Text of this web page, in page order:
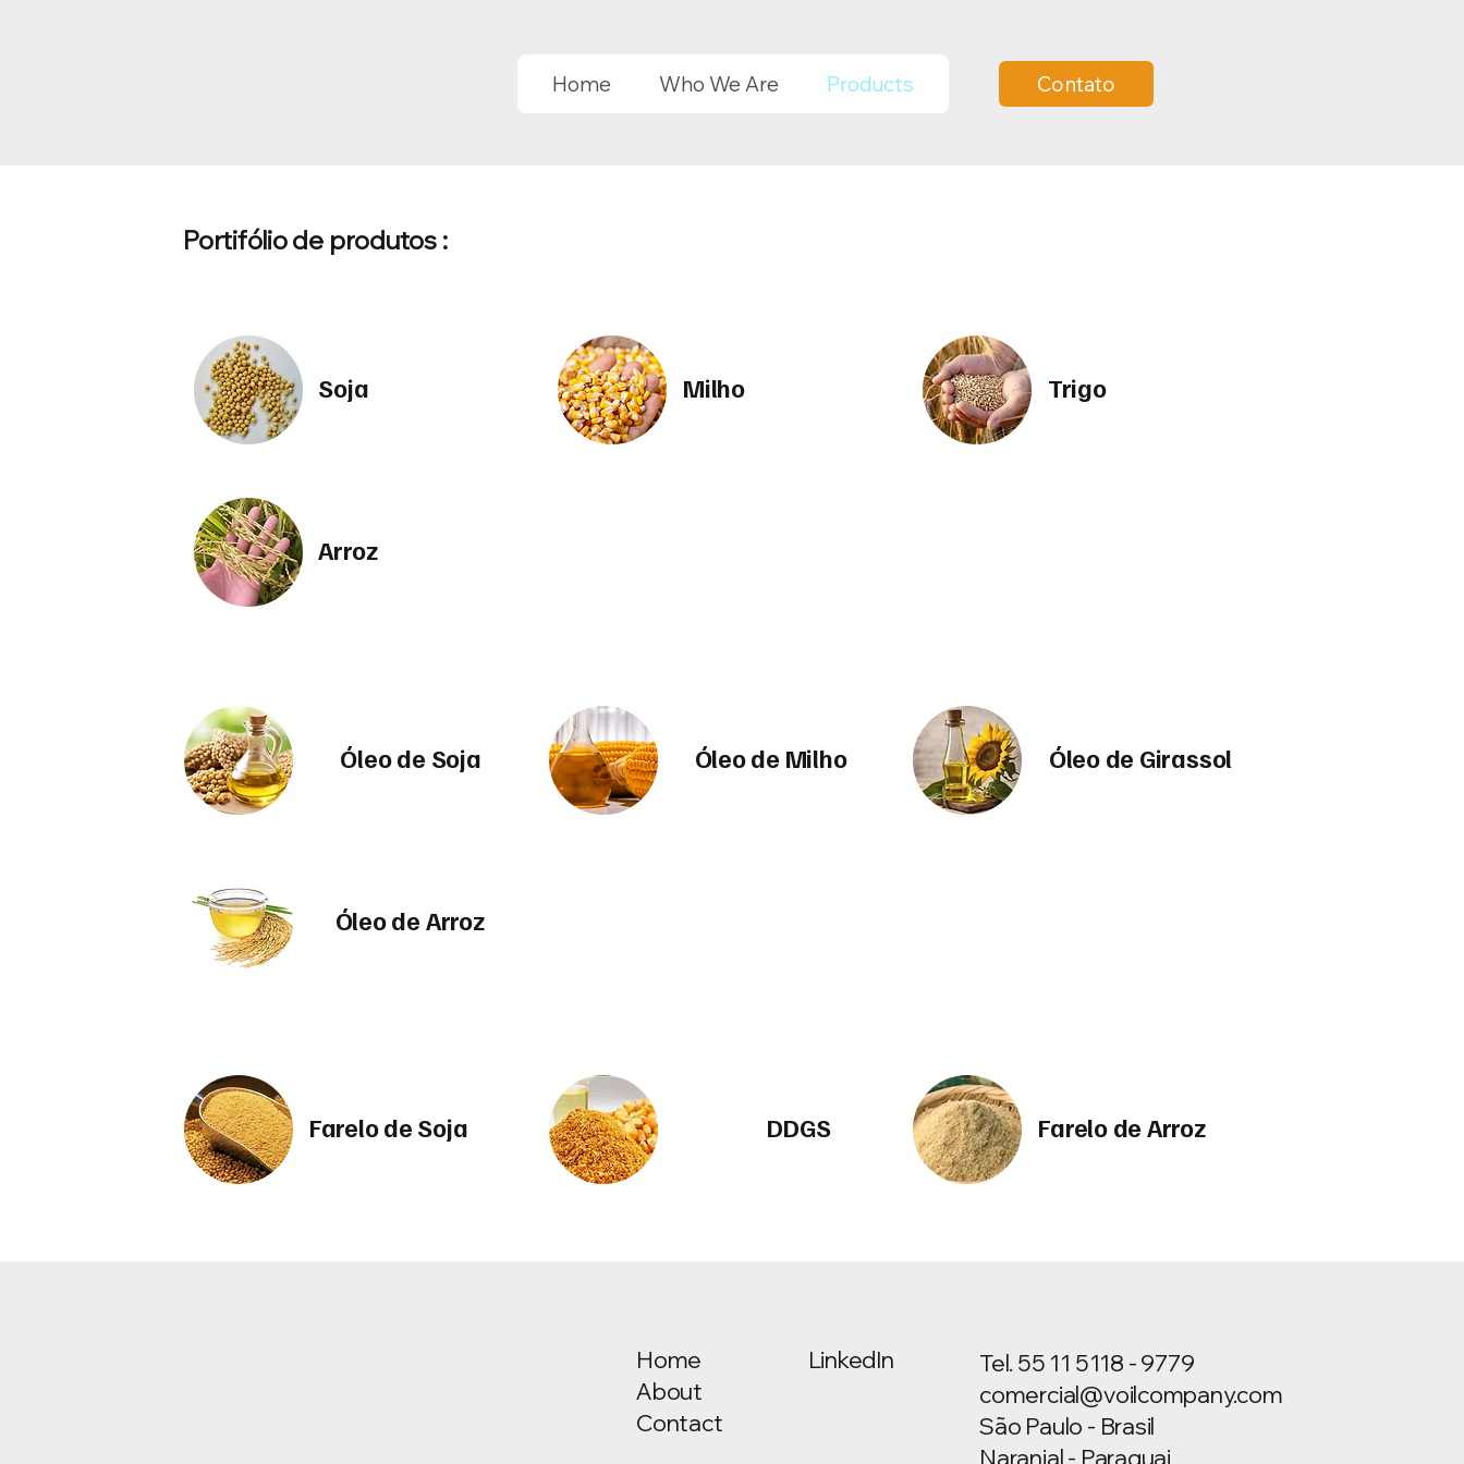
Home Who We Are Products Contato
Portifólio de produtos :
Soja Milho Trigo
Arroz
Óleo de Soja Óleo de Milho Óleo de Girassol
​ Óleo de Arroz
Farelo de Soja DDGS Farelo de Arroz
Home
About
Contact
LinkedIn
Tel. 55 11 5118 - 9779
comercial@voilcompany.com
São Paulo - Brasil
Naranjal - Paraguai